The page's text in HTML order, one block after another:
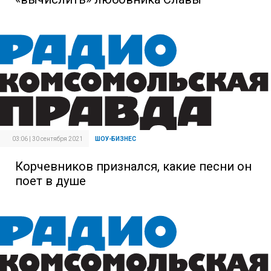
03:06 | 30 сентября 2021 ШОУ-БИЗНЕС
Корчевников признался, какие песни он
поет в душе